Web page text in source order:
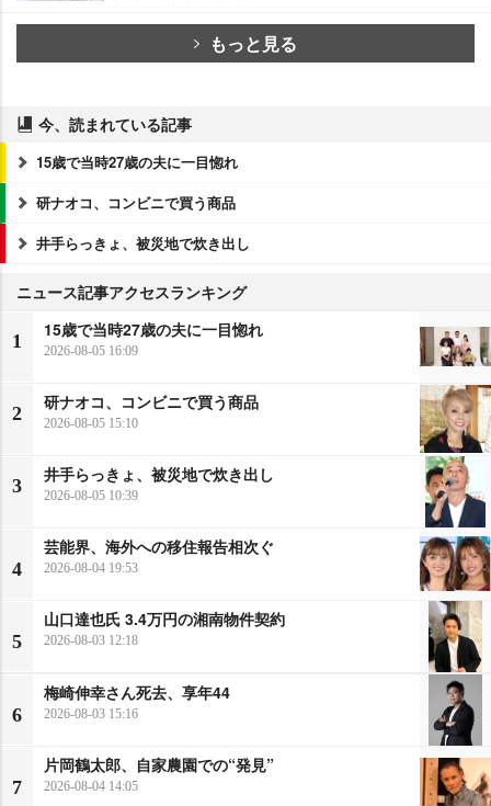
もっと見る
今、読まれている記事
15歳で当時27歳の夫に一目惚れ
研ナオコ、コンビニで買う商品
井手らっきょ、被災地で炊き出し
ニュース記事アクセスランキング
1
15歳で当時27歳の夫に一目惚れ
2026-08-05 16:09
2
研ナオコ、コンビニで買う商品
2026-08-05 15:10
3
井手らっきょ、被災地で炊き出し
2026-08-05 10:39
4
芸能界、海外への移住報告相次ぐ
2026-08-04 19:53
5
山口達也氏 3.4万円の湘南物件契約
2026-08-03 12:18
6
梅崎伸幸さん死去、享年44
2026-08-03 15:16
7
片岡鶴太郎、自家農園での“発見”
2026-08-04 14:05